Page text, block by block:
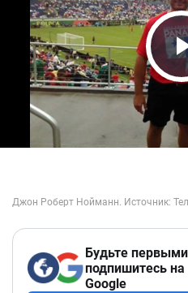
Будьте
подпишитесь на
Google